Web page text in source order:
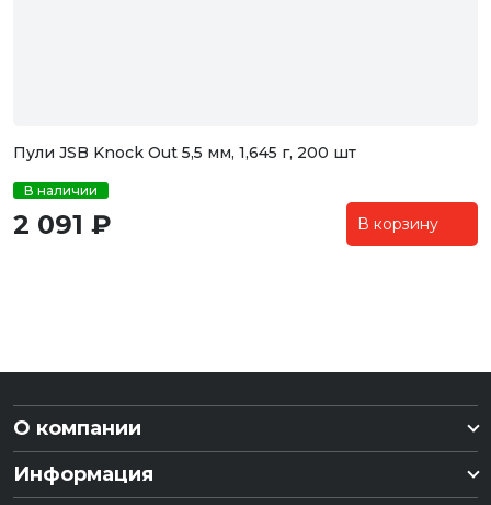
Пули JSB Knock Out 5,5 мм, 1,645 г, 200 шт
В наличии
2 091 ₽ В корзину
О компании
Информация